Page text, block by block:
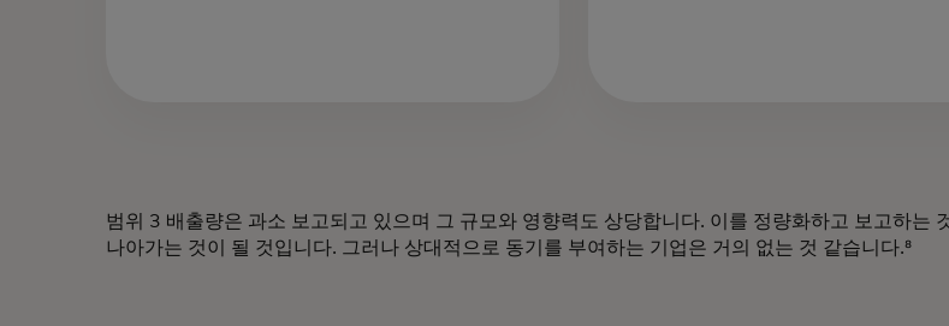
범위 3 배출량은 과소 보고되고 있으며 그 규모와 영향력도 상당합니다. 이를 정량화하고 보고하는
나아가는 것이 될 것입니다. 그러나 상대적으로 동기를 부여하는 기업은 거의 없는 것 같습니다.⁸